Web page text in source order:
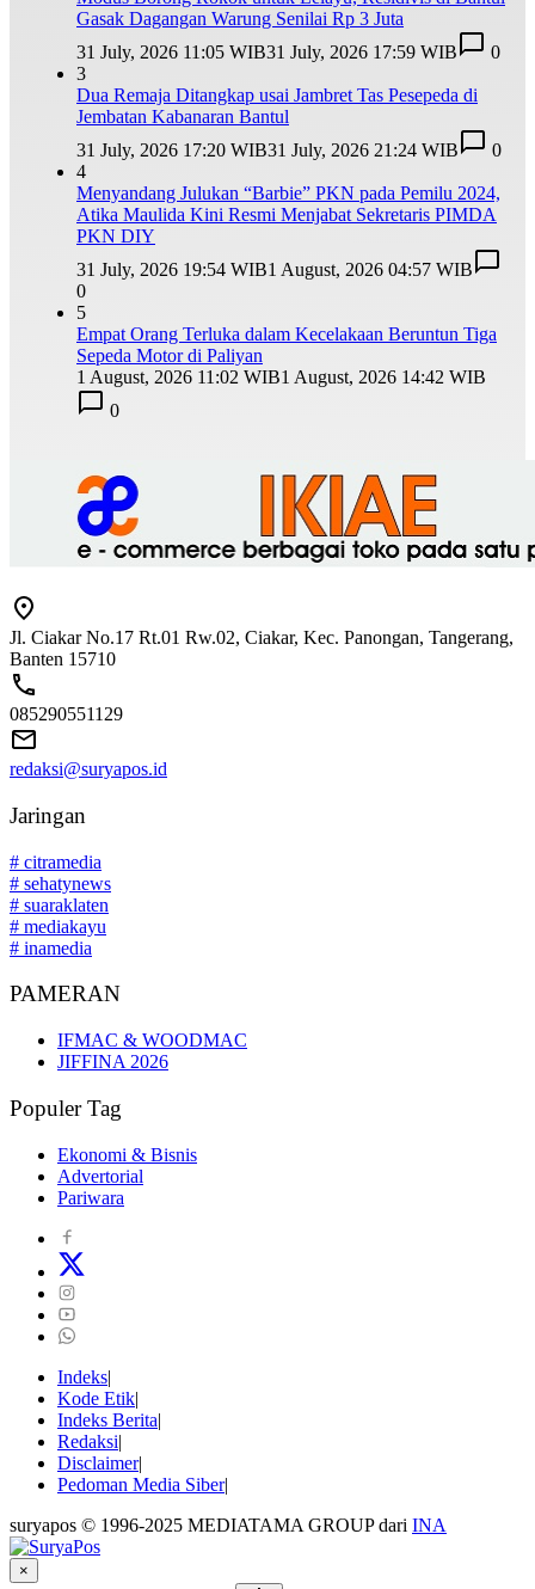
Gasak Dagangan Warung Senilai Rp 3 Juta
31 July, 2026 11:05 WIB31 July, 2026 17:59 WIB
0
3
Dua Remaja Ditangkap usai Jambret Tas Pesepeda di
Jembatan Kabanaran Bantul
31 July, 2026 17:20 WIB31 July, 2026 21:24 WIB
0
4
Menyandang Julukan “Barbie” PKN pada Pemilu 2024,
Atika Maulida Kini Resmi Menjabat Sekretaris PIMDA
PKN DIY
31 July, 2026 19:54 WIB1 August, 2026 04:57 WIB
0
5
Empat Orang Terluka dalam Kecelakaan Beruntun Tiga
Sepeda Motor di Paliyan
1 August, 2026 11:02 WIB1 August, 2026 14:42 WIB
0
Jl. Ciakar No.17 Rt.01 Rw.02, Ciakar, Kec. Panongan, Tangerang,
Banten 15710
085290551129
redaksi@suryapos.id
Jaringan
# citramedia
# sehatynews
# suaraklaten
# mediakayu
# inamedia
PAMERAN
IFMAC & WOODMAC
JIFFINA 2026
Populer Tag
Ekonomi & Bisnis
Advertorial
Pariwara
Indeks
Kode Etik
Indeks Berita
Redaksi
Disclaimer
Pedoman Media Siber
suryapos © 1996-2025 MEDIATAMA GROUP dari INA
×